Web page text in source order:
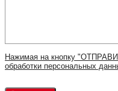
Нажимая на кнопку
обработки персональных